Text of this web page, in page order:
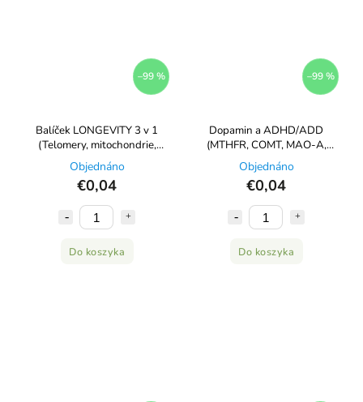
–99 %
Balíček LONGEVITY 3 v 1
(Telomery, mitochondrie,
Klotho)
Objednáno
€0,04
Do koszyka
–99 %
Dopamin a ADHD/ADD
(MTHFR, COMT, MAO-A,
DRD2)
Objednáno
€0,04
Do koszyka